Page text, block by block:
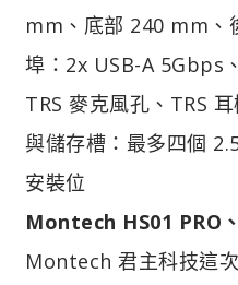
mm、底部 240 mm、
埠：2x USB-A 5Gbps
TRS 麥克風孔、TRS
與儲存槽：最多四個
安裝位
Montech HS01 PRO
Montech 君主科技這